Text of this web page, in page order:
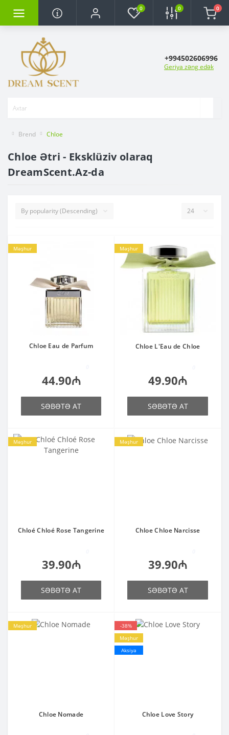
0 0 0
+994502606996
Geriya zəng edək
Brend Chloe
Chloe Ətri - Eksklüziv olaraq
DreamScent.Az-da
Məşhur
Chloe Eau de Parfum
44.90₼
SƏBƏTƏ AT
Məşhur
Chloe L'Eau de Chloe
49.90₼
SƏBƏTƏ AT
Məşhur
Chloé Chloé Rose Tangerine
39.90₼
SƏBƏTƏ AT
Məşhur
Chloe Chloe Narcisse
39.90₼
SƏBƏTƏ AT
Məşhur
Chloe Nomade
-38%
Məşhur
Aksiya
Chloe Love Story